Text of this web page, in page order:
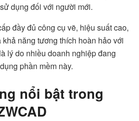
dụng đối với người mới.
đầy đủ công cụ vẽ, hiệu suất cao,
năng tương thích hoàn hảo với
lý do nhiều doanh nghiệp đang
phần mềm này.
nổi bật trong